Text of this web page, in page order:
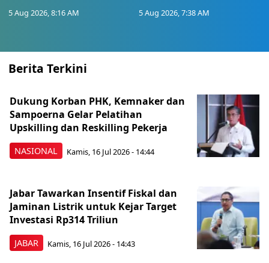
5 Aug 2026, 8:16 AM 5 Aug 2026, 7:38 AM
Berita Terkini
NASIONAL
Dukung Korban PHK, Kemnaker dan
Sampoerna Gelar Pelatihan
Upskilling dan Reskilling Pekerja
Kamis, 16 Jul 2026 - 14:44
JABAR
Jabar Tawarkan Insentif Fiskal dan
Jaminan Listrik untuk Kejar Target
Investasi Rp314 Triliun
Kamis, 16 Jul 2026 - 14:43